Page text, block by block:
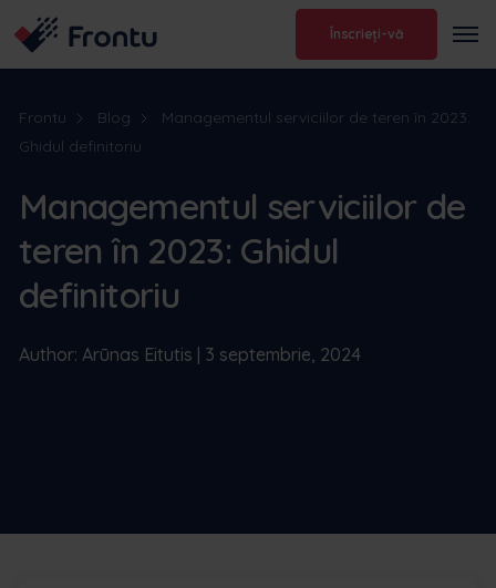
Înscrieți-vă
Frontu Blog
Managementul serviciilor de teren în 2023:
Ghidul definitoriu
Managementul serviciilor de
teren în 2023: Ghidul
definitoriu
Author: Arūnas Eitutis | 3 septembrie, 2024